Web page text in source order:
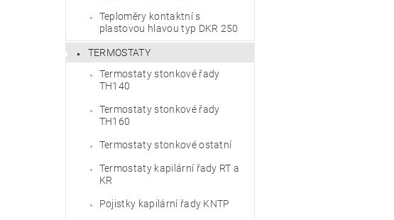
Teploměry kontaktní s
plastovou hlavou typ DKR 250
TERMOSTATY
Termostaty stonkové řady
TH140
Termostaty stonkové řady
TH160
Termostaty stonkové ostatní
Termostaty kapilární řady RT a
KR
Pojistky kapilární řady KNTP